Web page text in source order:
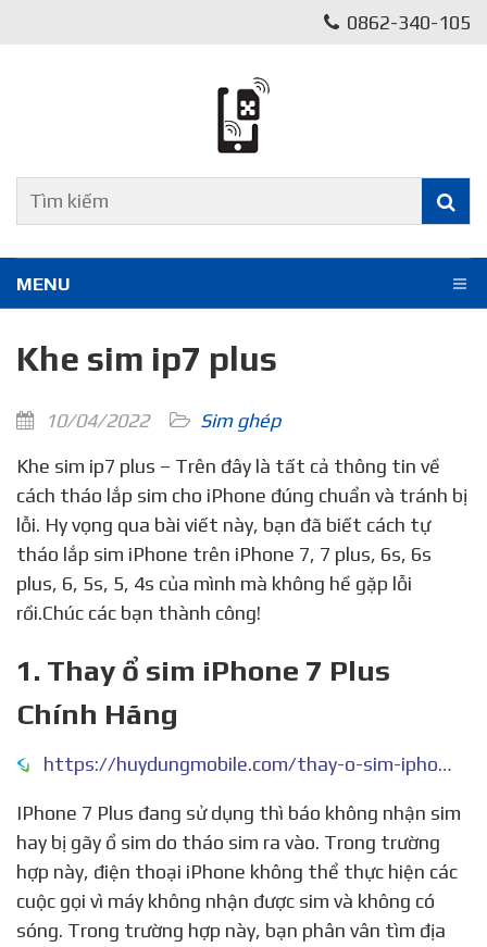
0862-340-105
MENU
Khe sim ip7 plus
10/04/2022
Sim ghép
Khe sim ip7 plus – Trên đây là tất cả thông tin về
cách tháo lắp sim cho iPhone đúng chuẩn và tránh bị
lỗi. Hy vọng qua bài viết này, bạn đã biết cách tự
tháo lắp sim iPhone trên iPhone 7, 7 plus, 6s, 6s
plus, 6, 5s, 5, 4s của mình mà không hề gặp lỗi
rồi.Chúc các bạn thành công!
1. Thay ổ sim iPhone 7 Plus
Chính Hãng
https://huydungmobile.com/thay-o-sim-iphone-7-plus/
IPhone 7 Plus đang sử dụng thì báo không nhận sim
hay bị gãy ổ sim do tháo sim ra vào. Trong trường
hợp này, điện thoại iPhone không thể thực hiện các
cuộc gọi vì máy không nhận được sim và không có
sóng. Trong trường hợp này, bạn phân vân tìm địa